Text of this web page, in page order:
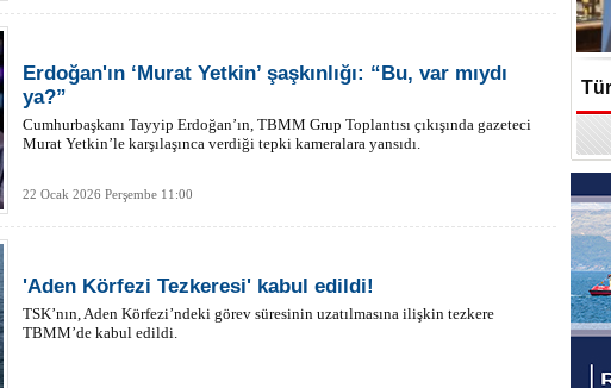
Erdoğan'ın ‘Murat Yetkin’ şaşkınlığı: “Bu, var mıydı
ya?”
Cumhurbaşkanı Tayyip Erdoğan’ın, TBMM Grup Toplantısı çıkışında gazeteci
Murat Yetkin’le karşılaşınca verdiği tepki kameralara yansıdı.
22 Ocak 2026 Perşembe 11:00
'Aden Körfezi Tezkeresi' kabul edildi!
TSK’nın, Aden Körfezi’ndeki görev süresinin uzatılmasına ilişkin tezkere
TBMM’de kabul edildi.